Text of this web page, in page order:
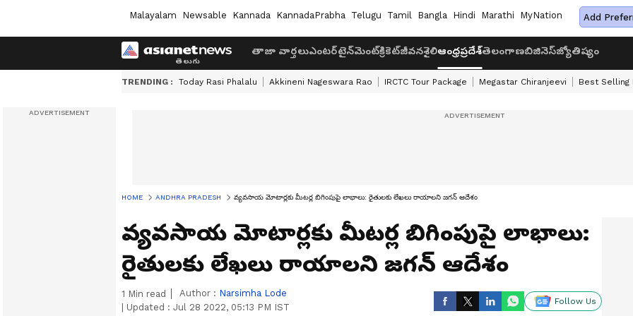
Malayalam Newsable Kannada KannadaPrabha Telugu Tamil Bangla Hindi Marathi MyNation Add
తాజా వార్తలుఎంటర్‌టైన్‌మెంట్క్రికెట్జీవనశైలిఆంధ్రప్రదేశ్తెలంగాణబిజినెస్జ్యోతిష్యం
TRENDING : Today Rasi Phalalu Akkineni Nageswara Rao IRCTC Tour Package Megastar Chiranjeevi Best Selling
HOME ANDHRA PRADESH వ్యవసాయ మోటార్లకు మీటర్ల బిగింపుపై లాభాలు: రైతులకు లేఖలు రాయాలని జగన్ ఆదేశం
వ్యవసాయ మోటార్లకు మీటర్ల బిగింపుపై లాభాలు:
రైతులకు లేఖలు రాయాలని జగన్ ఆదేశం
1 Min read Author : Narsimha Lode
Updated : Jul 28 2022, 05:13 PM IST
Follow Us